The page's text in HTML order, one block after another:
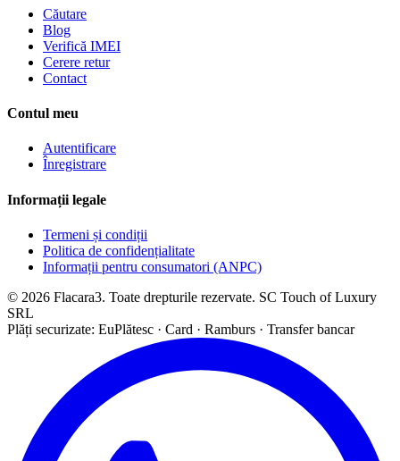
Căutare
Blog
Verifică IMEI
Cerere retur
Contact
Contul meu
Autentificare
Înregistrare
Informații legale
Termeni și condiții
Politica de confidențialitate
Informații pentru consumatori (ANPC)
© 2026 Flacara3. Toate drepturile rezervate. SC Touch of Luxury
SRL
Plăți securizate: EuPlătesc · Card · Ramburs · Transfer bancar